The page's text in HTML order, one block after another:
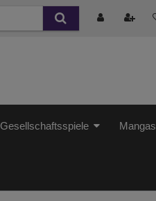
Gesellschaftsspiele Mangas